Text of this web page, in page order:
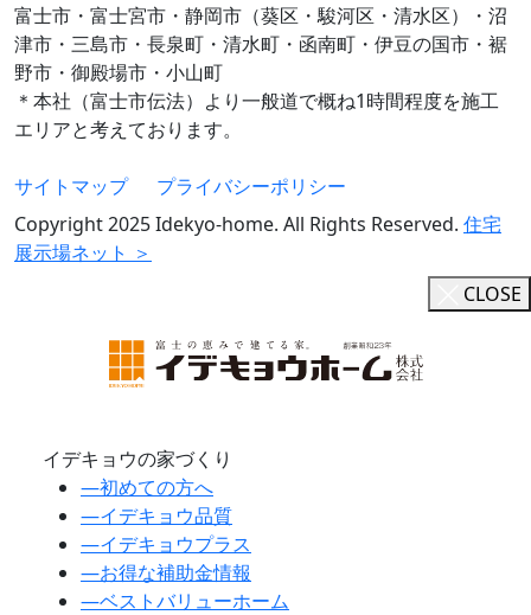
富士市・富士宮市・静岡市（葵区・駿河区・清水区）・沼
津市・三島市・長泉町・清水町・函南町・伊豆の国市・裾
野市・御殿場市・小山町
＊本社（富士市伝法）より一般道で概ね1時間程度を施工
エリアと考えております。
サイトマップ
プライバシーポリシー
Copyright 2025 Idekyo-home. All Rights Reserved. 住宅
展示場ネット ＞
CLOSE
イデキョウの家づくり
―初めての方へ
―イデキョウ品質
―イデキョウプラス
―お得な補助金情報
―ベストバリューホーム